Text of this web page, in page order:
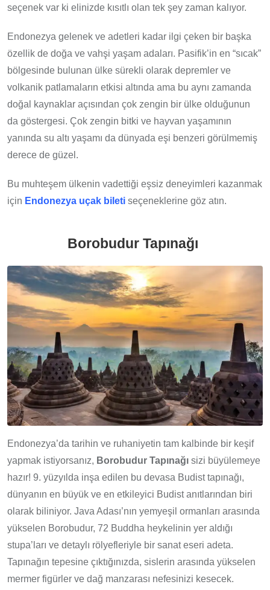
seçenek var ki elinizde kısıtlı olan tek şey zaman kalıyor.
Endonezya gelenek ve adetleri kadar ilgi çeken bir başka
özellik de doğa ve vahşi yaşam adaları. Pasifik’in en “sıcak”
bölgesinde bulunan ülke sürekli olarak depremler ve
volkanik patlamaların etkisi altında ama bu aynı zamanda
doğal kaynaklar açısından çok zengin bir ülke olduğunun
da göstergesi. Çok zengin bitki ve hayvan yaşamının
yanında su altı yaşamı da dünyada eşi benzeri görülmemiş
derece de güzel.
Bu muhteşem ülkenin vadettiği eşsiz deneyimleri kazanmak
için Endonezya uçak bileti seçeneklerine göz atın.
Borobudur Tapınağı
Endonezya’da tarihin ve ruhaniyetin tam kalbinde bir keşif
yapmak istiyorsanız, Borobudur Tapınağı sizi büyülemeye
hazır! 9. yüzyılda inşa edilen bu devasa Budist tapınağı,
dünyanın en büyük ve en etkileyici Budist anıtlarından biri
olarak biliniyor. Java Adası’nın yemyeşil ormanları arasında
yükselen Borobudur, 72 Buddha heykelinin yer aldığı
stupa’ları ve detaylı rölyefleriyle bir sanat eseri adeta.
Tapınağın tepesine çıktığınızda, sislerin arasında yükselen
mermer figürler ve dağ manzarası nefesinizi kesecek.